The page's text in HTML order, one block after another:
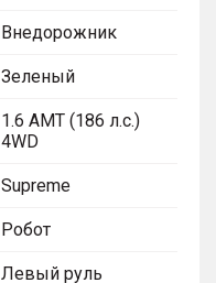
Внедорожник
Зеленый
1.6 AMT (186 л.с.)
4WD
Supreme
Робот
Левый руль